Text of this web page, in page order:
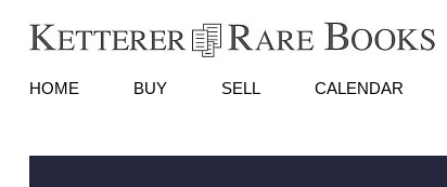
HOME BUY SELL CALENDAR